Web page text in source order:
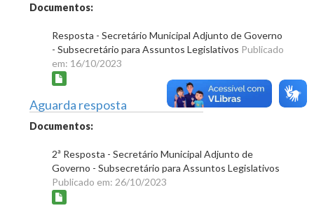
Documentos:
Resposta - Secretário Municipal Adjunto de Governo
- Subsecretário para Assuntos Legislativos Publicado
em: 16/10/2023
Aguarda resposta
Documentos:
2ª Resposta - Secretário Municipal Adjunto de
Governo - Subsecretário para Assuntos Legislativos
Publicado em: 26/10/2023